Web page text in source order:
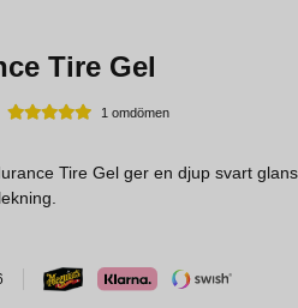
Tire Gel
1 omdömen
Tire Gel ger en djup svart